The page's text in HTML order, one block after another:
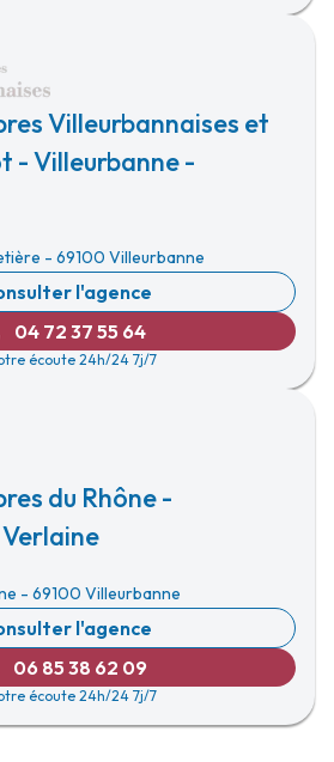
Villeurbannaises et
- Villeurbanne -
- 69100 Villeurbanne
l'agence
04 72 37 55 64
écoute 24h/24 7j/7
du Rhône -
- 69100 Villeurbanne
l'agence
06 85 38 62 09
écoute 24h/24 7j/7